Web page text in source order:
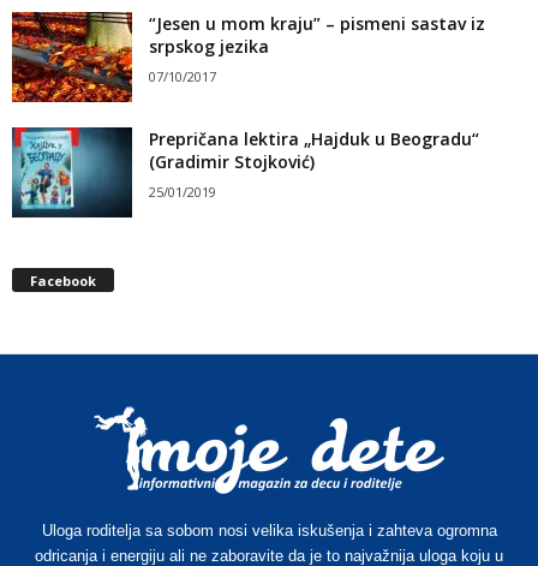
“Jesen u mom kraju” – pismeni sastav iz
srpskog jezika
07/10/2017
Prepričana lektira „Hajduk u Beogradu“
(Gradimir Stojković)
25/01/2019
Facebook
Uloga roditelja sa sobom nosi velika iskušenja i zahteva ogromna
odricanja i energiju ali ne zaboravite da je to najvažnija uloga koju u